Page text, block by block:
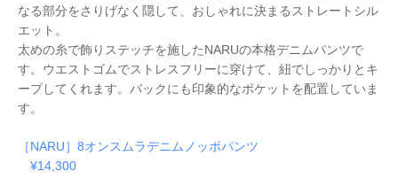
なる部分をさりげなく隠して、おしゃれに決まるストレートシル
エット。
太めの糸で飾りステッチを施したNARUの本格デニムパンツで
す。ウエストゴムでストレスフリーに穿けて、紐でしっかりとキ
ープしてくれます。 バックにも印象的なポケットを配置していま
す。
［NARU］8オンスムラデニムノッポパンツ
¥14,300